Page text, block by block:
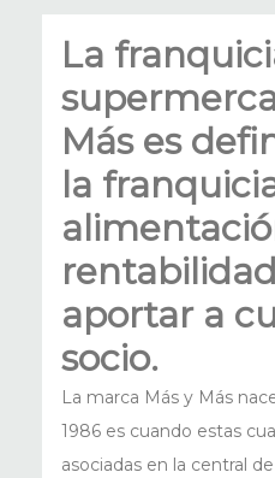
La
Más es
la
aportar a
socio.
La marca Más y Más
1986 es cuando estas
asociadas en la central